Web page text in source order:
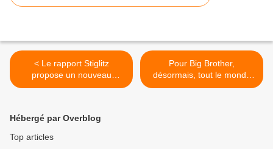
< Le rapport Stiglitz
propose un nouveau
Bretton Woods et
Pour Big Brother,
désormais, tout le monde
est suspect ! >
Hébergé par Overblog
Top articles